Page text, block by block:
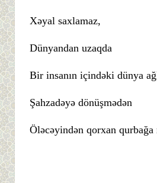
Xəyal saxlamaz,
Dünyandan uzaqda
Bir insanın içindəki dünya
Şahzadəyə dönüşmədən
Öləcəyindən qorxan qurbağa